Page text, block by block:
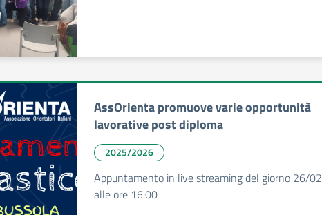
AssOrienta promuove varie opportunità
lavorative post diploma
2025/2026
Appuntamento in live streaming del giorno 26/02
alle ore 16:00